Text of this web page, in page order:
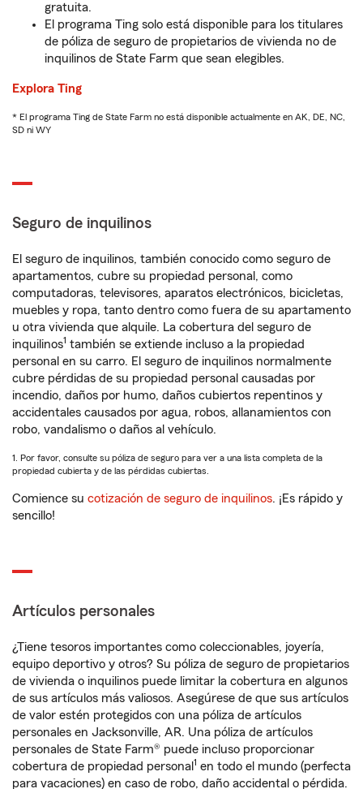
gratuita.
El programa Ting solo está disponible para los titulares
de póliza de seguro de propietarios de vivienda no de
inquilinos de State Farm que sean elegibles.
Explora Ting
* El programa Ting de State Farm no está disponible actualmente en AK, DE, NC,
SD ni WY
Seguro de inquilinos
El seguro de inquilinos, también conocido como seguro de
apartamentos, cubre su propiedad personal, como
computadoras, televisores, aparatos electrónicos, bicicletas,
muebles y ropa, tanto dentro como fuera de su apartamento
u otra vivienda que alquile. La cobertura del seguro de
inquilinos1 también se extiende incluso a la propiedad
personal en su carro. El seguro de inquilinos normalmente
cubre pérdidas de su propiedad personal causadas por
incendio, daños por humo, daños cubiertos repentinos y
accidentales causados por agua, robos, allanamientos con
robo, vandalismo o daños al vehículo.
1. Por favor, consulte su póliza de seguro para ver a una lista completa de la
propiedad cubierta y de las pérdidas cubiertas.
Comience su cotización de seguro de inquilinos. ¡Es rápido y
sencillo!
Artículos personales
¿Tiene tesoros importantes como coleccionables, joyería,
equipo deportivo y otros? Su póliza de seguro de propietarios
de vivienda o inquilinos puede limitar la cobertura en algunos
de sus artículos más valiosos. Asegúrese de que sus artículos
de valor estén protegidos con una póliza de artículos
personales en Jacksonville, AR. Una póliza de artículos
personales de State Farm® puede incluso proporcionar
cobertura de propiedad personal 1 en todo el mundo (perfecta
para vacaciones) en caso de robo, daño accidental o pérdida.